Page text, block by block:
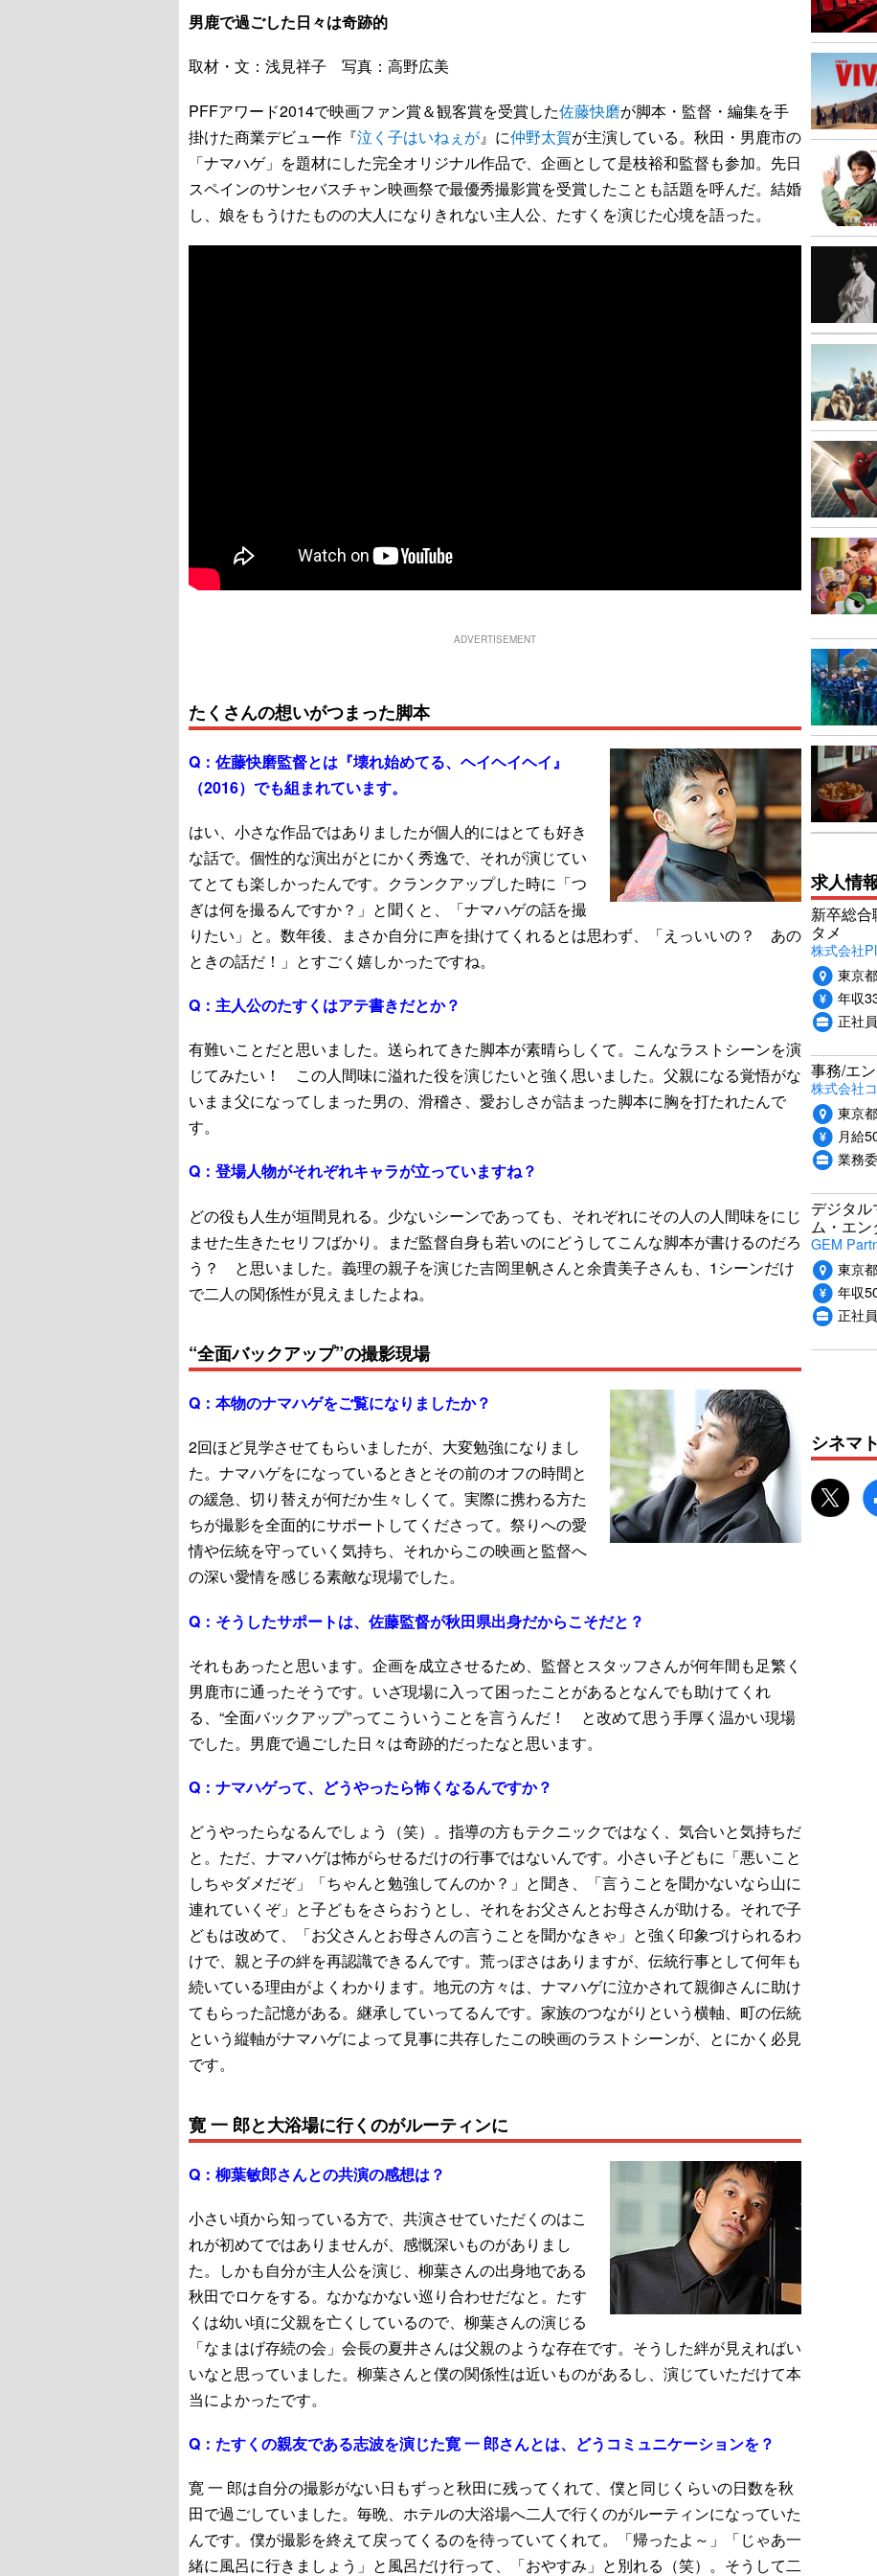
男鹿で過ごした日々は奇跡的
取材・文：浅見祥子 写真：高野広美
PFFアワード2014で映画ファン賞＆観客賞を受賞した佐藤快磨が脚本・監督・編集を手
掛けた商業デビュー作『泣く子はいねぇが』に仲野太賀が主演している。秋田・男鹿市の
「ナマハゲ」を題材にした完全オリジナル作品で、企画として是枝裕和監督も参加。先日
スペインのサンセバスチャン映画祭で最優秀撮影賞を受賞したことも話題を呼んだ。結婚
し、娘をもうけたものの大人になりきれない主人公、たすくを演じた心境を語った。
ADVERTISEMENT
たくさんの想いがつまった脚本
Q： 佐藤快磨監督とは『壊れ始めてる、ヘイヘイヘイ』
（2016）でも組まれています。
はい、小さな作品ではありましたが個人的にはとても好き
な話で。個性的な演出がとにかく秀逸で、それが演じてい
てとても楽しかったんです。クランクアップした時に「つ
ぎは何を撮るんですか？」と聞くと、「ナマハゲの話を撮
りたい」と。数年後、まさか自分に声を掛けてくれるとは思わず、「えっいいの？ あの
ときの話だ！」とすごく嬉しかったですね。
Q： 主人公のたすくはアテ書きだとか？
有難いことだと思いました。送られてきた脚本が素晴らしくて。こんなラストシーンを演
じてみたい！ この人間味に溢れた役を演じたいと強く思いました。父親になる覚悟がな
いまま父になってしまった男の、滑稽さ、愛おしさが詰まった脚本に胸を打たれたんで
す。
Q： 登場人物がそれぞれキャラが立っていますね？
どの役も人生が垣間見れる。少ないシーンであっても、それぞれにその人の人間味をにじ
ませた生きたセリフばかり。まだ監督自身も若いのにどうしてこんな脚本が書けるのだろ
う？ と思いました。義理の親子を演じた吉岡里帆さんと余貴美子さんも、1シーンだけ
で二人の関係性が見えましたよね。
“全面バックアップ”の撮影現場
Q： 本物のナマハゲをご覧になりましたか？
2回ほど見学させてもらいましたが、大変勉強になりまし
た。ナマハゲをになっているときとその前のオフの時間と
の緩急、切り替えが何だか生々しくて。実際に携わる方た
ちが撮影を全面的にサポートしてくださって。祭りへの愛
情や伝統を守っていく気持ち、それからこの映画と監督へ
の深い愛情を感じる素敵な現場でした。
Q： そうしたサポートは、佐藤監督が秋田県出身だからこそだと？
それもあったと思います。企画を成立させるため、監督とスタッフさんが何年間も足繁く
男鹿市に通ったそうです。いざ現場に入って困ったことがあるとなんでも助けてくれ
る、“全面バックアップ”ってこういうことを言うんだ！ と改めて思う手厚く温かい現場
でした。男鹿で過ごした日々は奇跡的だったなと思います。
Q： ナマハゲって、どうやったら怖くなるんですか？
どうやったらなるんでしょう（笑）。指導の方もテクニックではなく、気合いと気持ちだ
と。ただ、ナマハゲは怖がらせるだけの行事ではないんです。小さい子どもに「悪いこと
しちゃダメだぞ」「ちゃんと勉強してんのか？」と聞き、「言うことを聞かないなら山に
連れていくぞ」と子どもをさらおうとし、それをお父さんとお母さんが助ける。それで子
どもは改めて、「お父さんとお母さんの言うことを聞かなきゃ」と強く印象づけられるわ
けで、親と子の絆を再認識できるんです。荒っぽさはありますが、伝統行事として何年も
続いている理由がよくわかります。地元の方々は、ナマハゲに泣かされて親御さんに助け
てもらった記憶がある。継承していってるんです。家族のつながりという横軸、町の伝統
という縦軸がナマハゲによって見事に共存したこの映画のラストシーンが、とにかく必見
です。
寛 一 郎と大浴場に行くのがルーティンに
Q： 柳葉敏郎さんとの共演の感想は？
小さい頃から知っている方で、共演させていただくのはこ
れが初めてではありませんが、感慨深いものがありまし
た。しかも自分が主人公を演じ、柳葉さんの出身地である
秋田でロケをする。なかなかない巡り合わせだなと。たす
くは幼い頃に父親を亡くしているので、柳葉さんの演じる
「なまはげ存続の会」会長の夏井さんは父親のような存在です。そうした絆が見えればい
いなと思っていました。柳葉さんと僕の関係性は近いものがあるし、演じていただけて本
当によかったです。
Q： たすくの親友である志波を演じた寛 一 郎さんとは、どうコミュニケーションを？
寛 一 郎は自分の撮影がない日もずっと秋田に残ってくれて、僕と同じくらいの日数を秋
田で過ごしていました。毎晩、ホテルの大浴場へ二人で行くのがルーティンになっていた
んです。僕が撮影を終えて戻ってくるのを待っていてくれて。「帰ったよ～」「じゃあ一
緒に風呂に行きましょう」と風呂だけ行って、「おやすみ」と別れる（笑）。そうして二
求人情
新卒総
タメ
株式会社
東京都
年収
正社員
事務/エ
株式会社
東京都
月給
業務
デジタ
ム・エン
GEM
東京都
年収
正社員
シネマ